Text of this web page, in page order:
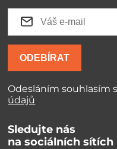
ODEBÍRAT
Odesláním souhlasím
údajů
Sledujte nás
na sociálních sítích